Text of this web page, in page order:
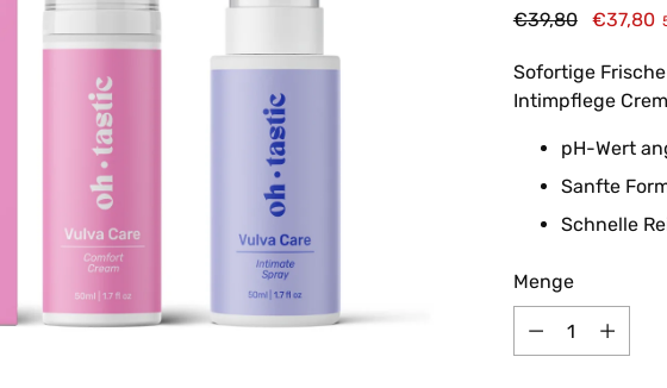
Regulärer
€39,80 €37,80
Sofortige
Intimpflege
pH-Wert
Sanfte
Schnelle
Menge
Menge